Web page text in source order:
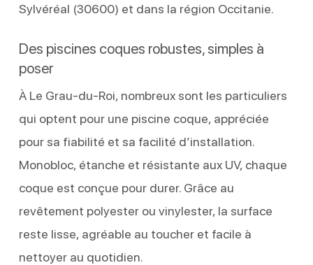
Sylvéréal (30600) et dans la région Occitanie.
Des piscines coques robustes, simples à
poser
À Le Grau-du-Roi, nombreux sont les particuliers
qui optent pour une piscine coque, appréciée
pour sa fiabilité et sa facilité d’installation.
Monobloc, étanche et résistante aux UV, chaque
coque est conçue pour durer. Grâce au
revêtement polyester ou vinylester, la surface
reste lisse, agréable au toucher et facile à
nettoyer au quotidien.